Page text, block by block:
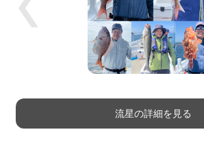
Previous
流星の詳細を見る